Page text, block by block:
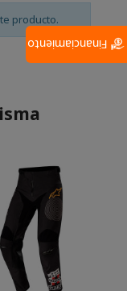
producto.
Financiamiento